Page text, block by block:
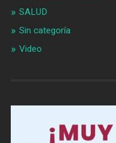
SALUD
Sin categoría
Video